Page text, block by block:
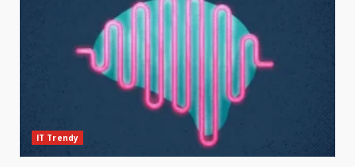
IT Trendy